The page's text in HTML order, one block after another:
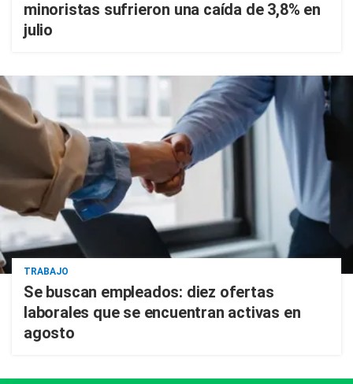
minoristas sufrieron una caída de 3,8% en
julio
TRABAJO
Se buscan empleados: diez ofertas
laborales que se encuentran activas en
agosto